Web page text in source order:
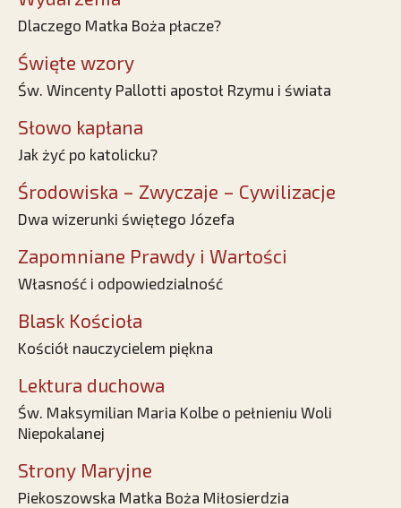
Dlaczego Matka Boża płacze?
Święte wzory
Św. Wincenty Pallotti apostoł Rzymu i świata
Słowo kapłana
Jak żyć po katolicku?
Środowiska – Zwyczaje – Cywilizacje
Dwa wizerunki świętego Józefa
Zapomniane Prawdy i Wartości
Własność i odpowiedzialność
Blask Kościoła
Kościół nauczycielem piękna
Lektura duchowa
Św. Maksymilian Maria Kolbe o pełnieniu Woli
Niepokalanej
Strony Maryjne
Piekoszowska Matka Boża Miłosierdzia